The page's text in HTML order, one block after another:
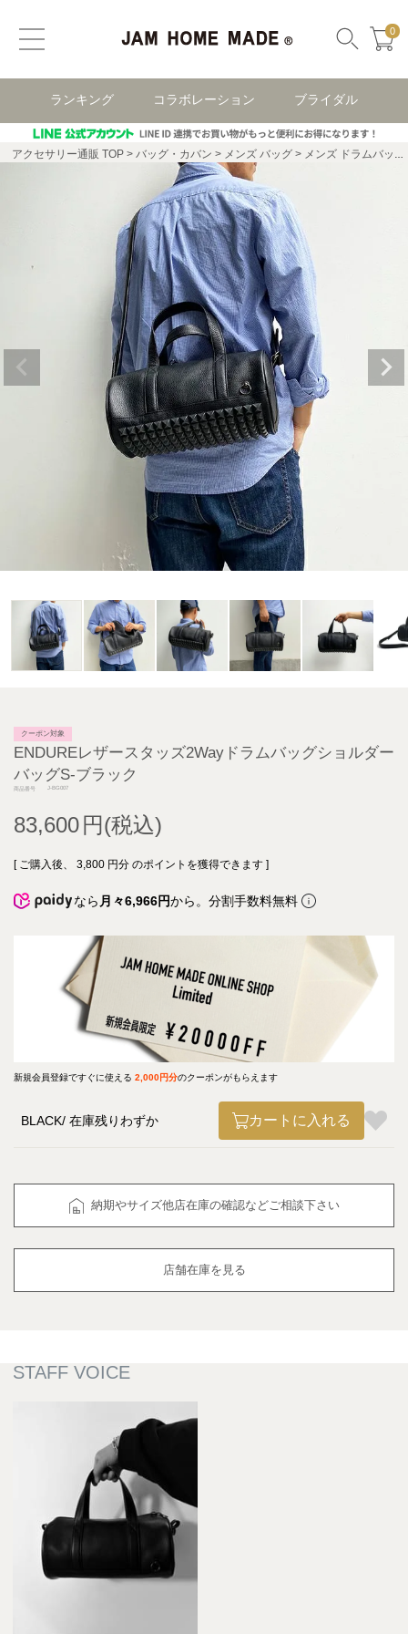
0
ランキング コラボレーション ブライダル
アクセサリー通販 TOP バッグ・カバン メンズ バッグ メンズ ドラムバッグ・ボストンバッグ
クーポン対象
ENDUREレザースタッズ2Wayドラムバッグショルダー
バッグS-ブラック
商品番号 J-BG007
83,600
[ ご購入後、 3,800 円分 のポイントを獲得できます ]
なら 月々6,966円から。分割手数料無料
新規会員登録ですぐに使える 2,000円分のクーポンがもらえます
BLACK 在庫残りわずか カートに入れる
納期やサイズ他店在庫の確認などご相談下さい
店舗在庫を見る